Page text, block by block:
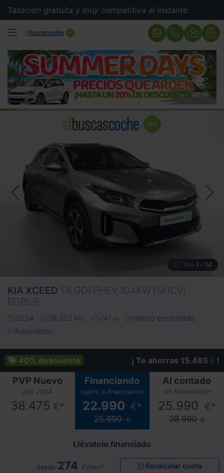
gratuita y muy competitiva al instante. Tasación
MENÚ
Foto 1 / 14
KIA XCEED 1.6 GDI PHEV 104KW (141CV)
EDRIVE
2024 39.322 kms 141 cv
Híbrido enchufable
Automático
40% descuento ¡ Te ahorras 15.485 € !
PVP Nuevo
año 2024
38.475 €*
Financiando
sujeto a financiación
22.990 €*
25.990 €
Al contado
sin financiación
25.990 €*
28.990 €
Llévatelo financiado
desde 274 €/mes* Recalcular cuota